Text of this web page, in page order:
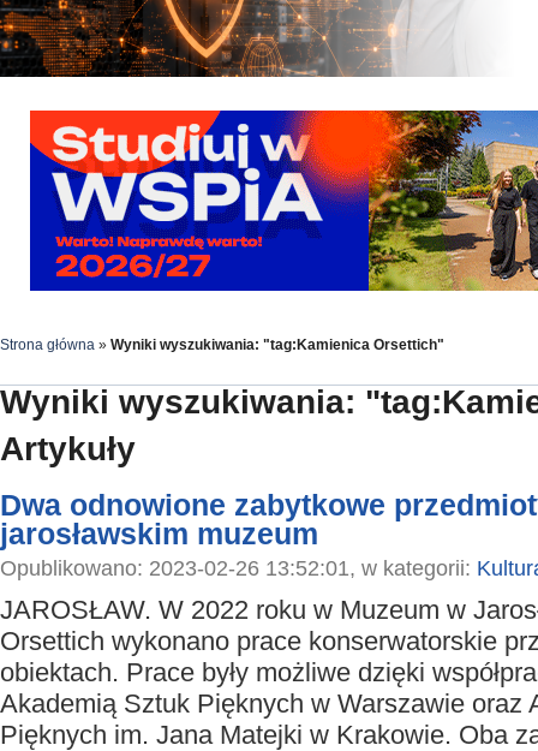
Strona główna » Wyniki wyszukiwania: "tag:Kamienica Orsettich"
Wyniki wyszukiwania:
Artykuły
Dwa odnowione zabytkowe
jarosławskim muzeum
Opublikowano: 2023-02-26 13:52:01, w kategorii:
JAROSŁAW. W 2022 roku w Muzeum w
Orsettich wykonano prace konserwatorskie
obiektach. Prace były możliwe dzięki
Akademią Sztuk Pięknych w Warszawie oraz
Pięknych im. Jana Matejki w Krakowie. Oba